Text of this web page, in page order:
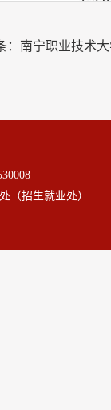
南宁职业技术
（招生就业处）